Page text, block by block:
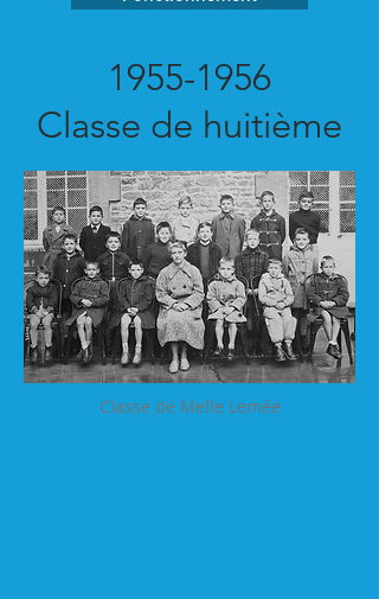
1955-1956
Classe de huitième
Classe de Melle Lemée